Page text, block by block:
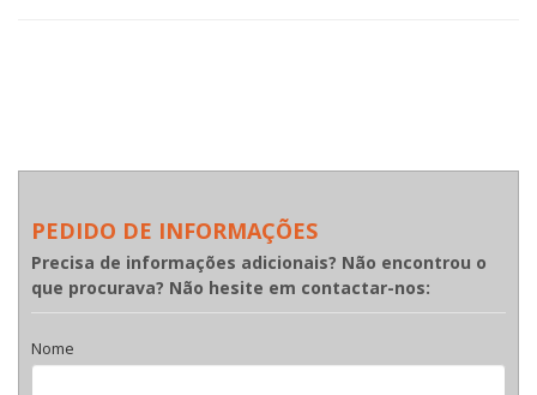
PEDIDO DE INFORMAÇÕES
Precisa de informações adicionais? Não encontrou o
que procurava? Não hesite em contactar-nos:
Nome